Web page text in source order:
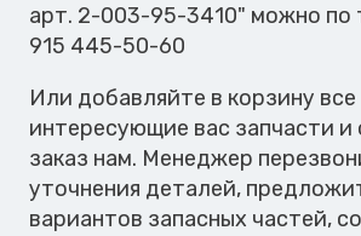
арт. 2-003-95-3410" можно по
915 445-50-60
Или добавляйте в корзину все
интересующие вас запчасти и
заказ нам. Менеджер
уточнения деталей,
вариантов запасных частей,